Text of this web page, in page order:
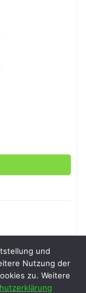
und
Nutzung der
zu. Weitere